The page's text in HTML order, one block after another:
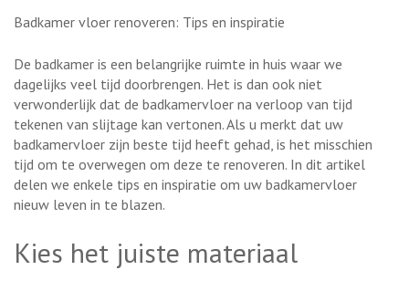
Badkamer vloer renoveren: Tips en inspiratie
De badkamer is een belangrijke ruimte in huis waar we
dagelijks veel tijd doorbrengen. Het is dan ook niet
verwonderlijk dat de badkamervloer na verloop van tijd
tekenen van slijtage kan vertonen. Als u merkt dat uw
badkamervloer zijn beste tijd heeft gehad, is het misschien
tijd om te overwegen om deze te renoveren. In dit artikel
delen we enkele tips en inspiratie om uw badkamervloer
nieuw leven in te blazen.
Kies het juiste materiaal